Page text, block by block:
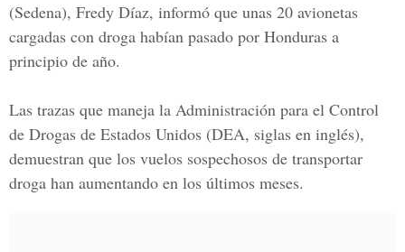
(Sedena), Fredy Díaz, informó que unas 20 avionetas
cargadas con droga habían pasado por Honduras a
principio de año.
Las trazas que maneja la Administración para el Control
de Drogas de Estados Unidos (DEA, siglas en inglés),
demuestran que los vuelos sospechosos de transportar
droga han aumentando en los últimos meses.